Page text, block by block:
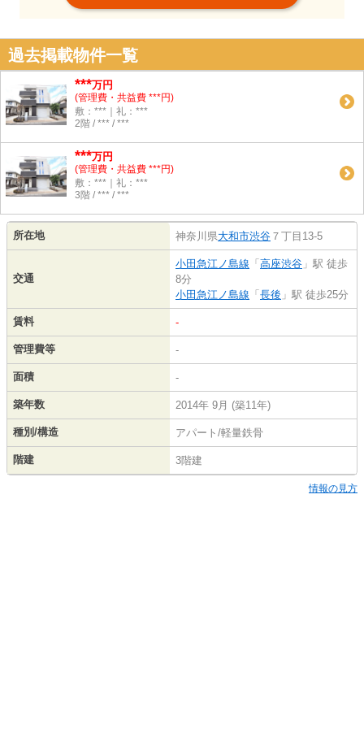
過去掲載物件一覧
***万円
(管理費・共益費 ***円)
敷：***｜礼：***
2階 / *** / ***
***万円
(管理費・共益費 ***円)
敷：***｜礼：***
3階 / *** / ***
所在地 神奈川県大和市渋谷 ７丁目13-5
交通
小田急江ノ島線 「 高座渋谷 」駅 徒歩
8分
小田急江ノ島線 「 長後 」駅 徒歩25分
賃料 -
管理費等 -
面積 -
築年数 2014年 9月 (築11年)
種別/構造 アパート/軽量鉄骨
階建 3階建
情報の見方